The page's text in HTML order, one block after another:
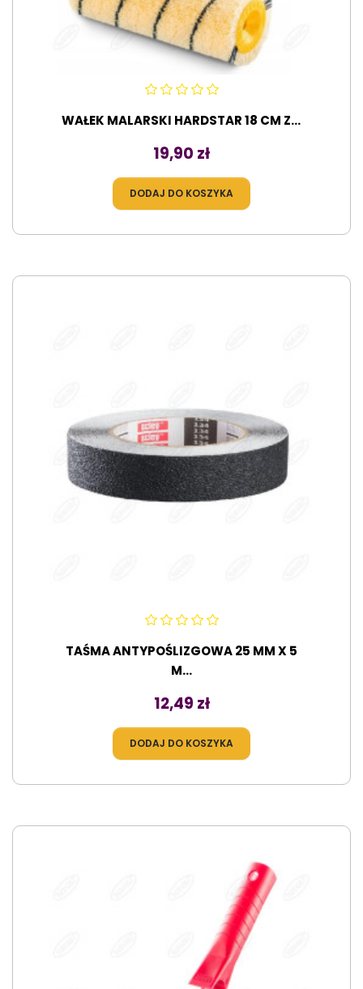
WAŁEK MALARSKI HARDSTAR 18 CM Z...
Cena
19,90 zł
DODAJ DO KOSZYKA
TAŚMA ANTYPOŚLIZGOWA 25 MM X 5
M...
Cena
12,49 zł
DODAJ DO KOSZYKA